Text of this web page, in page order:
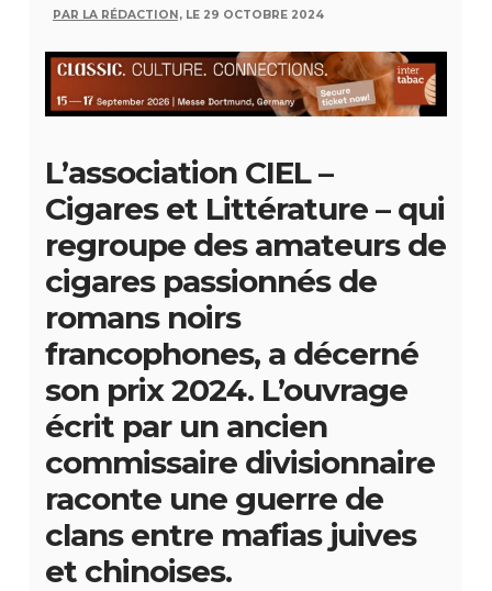
PAR LA RÉDACTION, LE 29 OCTOBRE 2024
L’association CIEL –
Cigares et Littérature – qui
regroupe des amateurs de
cigares passionnés de
romans noirs
francophones, a décerné
son prix 2024. L’ouvrage
écrit par un ancien
commissaire divisionnaire
raconte une guerre de
clans entre mafias juives
et chinoises.